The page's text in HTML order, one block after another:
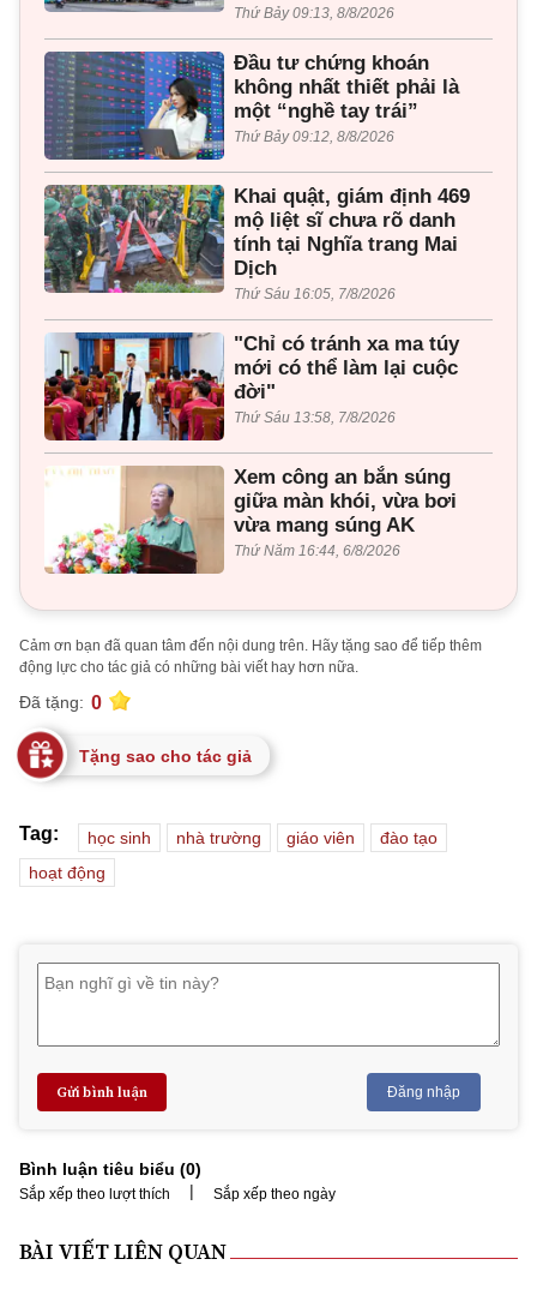
Thứ Bảy 09:13, 8/8/2026
Đầu tư chứng khoán
không nhất thiết phải là
một “nghề tay trái”
Thứ Bảy 09:12, 8/8/2026
Khai quật, giám định 469
mộ liệt sĩ chưa rõ danh
tính tại Nghĩa trang Mai
Dịch
Thứ Sáu 16:05, 7/8/2026
"Chỉ có tránh xa ma túy
mới có thể làm lại cuộc
đời"
Thứ Sáu 13:58, 7/8/2026
Xem công an bắn súng
giữa màn khói, vừa bơi
vừa mang súng AK
Thứ Năm 16:44, 6/8/2026
Cảm ơn bạn đã quan tâm đến nội dung trên. Hãy tặng sao để tiếp thêm
động lực cho tác giả có những bài viết hay hơn nữa.
Đã tặng: 0
Tặng sao cho tác giả
Tag: học sinh nhà trường giáo viên
đào tạo
hoạt động
Gửi bình luận Đăng nhập
Bình luận tiêu biểu (0)
Sắp xếp theo lượt thích | Sắp xếp theo ngày
BÀI VIẾT LIÊN QUAN